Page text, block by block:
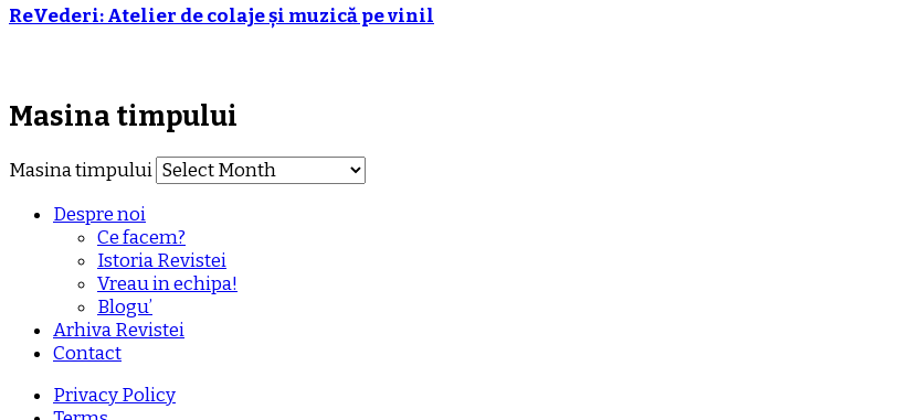
ReVederi: Atelier de colaje și muzică pe vinil
Masina timpului
Masina timpului
Despre noi
Ce facem?
Istoria Revistei
Vreau in echipa!
Blogu’
Arhiva Revistei
Contact
Privacy Policy